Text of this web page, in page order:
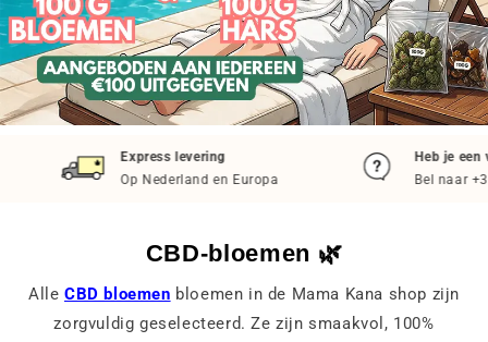
Express levering
Op Nederland en Europa
Heb je een
Bel naar +33
CBD-bloemen 🌿
Alle CBD bloemen bloemen in de Mama Kana shop zijn
zorgvuldig geselecteerd. Ze zijn smaakvol, 100%